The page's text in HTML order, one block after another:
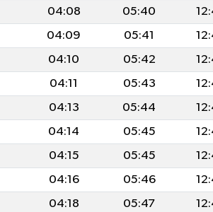
04:08 05:40
04:09 05:41
04:10 05:42
04:11 05:43
04:13 05:44
04:14 05:45
04:15 05:45
04:16 05:46
04:18 05:47